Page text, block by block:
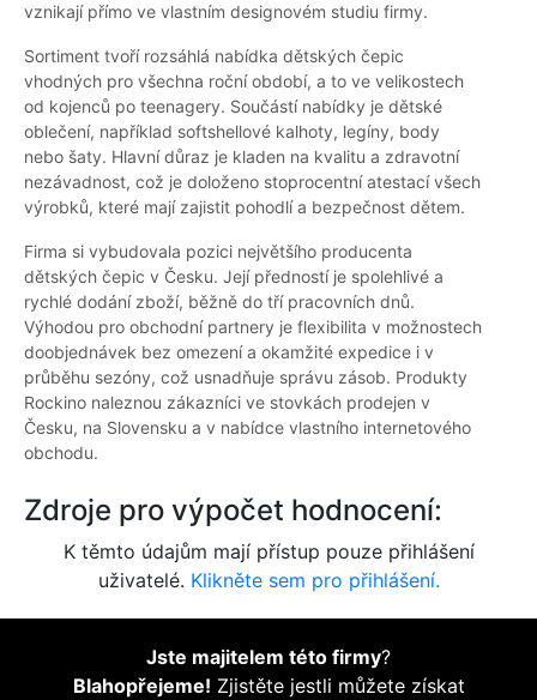
vznikají přímo ve vlastním designovém studiu firmy.
Sortiment tvoří rozsáhlá nabídka dětských čepic
vhodných pro všechna roční období, a to ve velikostech
od kojenců po teenagery. Součástí nabídky je dětské
oblečení, například softshellové kalhoty, legíny, body
nebo šaty. Hlavní důraz je kladen na kvalitu a zdravotní
nezávadnost, což je doloženo stoprocentní atestací všech
výrobků, které mají zajistit pohodlí a bezpečnost dětem.
Firma si vybudovala pozici největšího producenta
dětských čepic v Česku. Její předností je spolehlivé a
rychlé dodání zboží, běžně do tří pracovních dnů.
Výhodou pro obchodní partnery je flexibilita v možnostech
doobjednávek bez omezení a okamžité expedice i v
průběhu sezóny, což usnadňuje správu zásob. Produkty
Rockino naleznou zákazníci ve stovkách prodejen v
Česku, na Slovensku a v nabídce vlastního internetového
obchodu.
Zdroje pro výpočet hodnocení:
K těmto údajům mají přístup pouze přihlášení
uživatelé. Klikněte sem pro přihlášení.
Jste majitelem této firmy?
Blahopřejeme! Zjistěte jestli můžete získat